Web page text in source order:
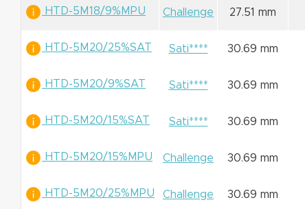
HTD-5M18/9%MPU Challenge 27.51 mm
HTD-5M20/25%SAT Sati**** 30.69 mm
HTD-5M20/9%SAT Sati**** 30.69 mm
HTD-5M20/15%SAT Sati**** 30.69 mm
HTD-5M20/15%MPU Challenge 30.69 mm
HTD-5M20/25%MPU Challenge 30.69 mm